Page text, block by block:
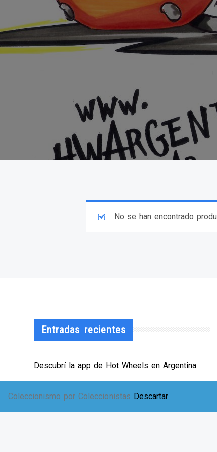
Coleccionismo por Coleccionistas Descartar
No se han encontrado
Entradas recientes
Descubrí la app de Hot Wheels en Argentina
EXPO SOLIDARIA